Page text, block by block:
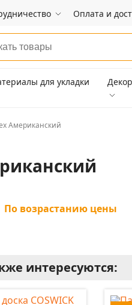
Оплата и
для укладки
Американский
По возрастанию цены
интересуются: